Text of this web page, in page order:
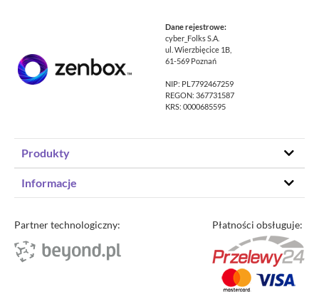
Dane rejestrowe:
cyber_Folks S.A.
ul. Wierzbięcice 1B,
61-569 Poznań
NIP: PL7792467259
REGON: 367731587
KRS: 0000685595
Produkty
Transfer domeny
Poczta e-mail
Informacje
Program partnerski
Blog
Kariera
Partner technologiczny: Płatności obsługuje: